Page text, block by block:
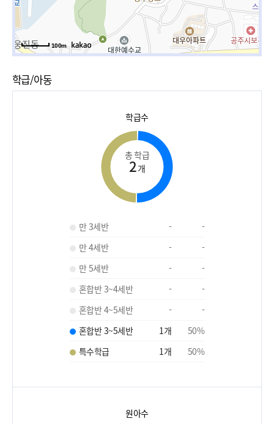
100m
학급/아동
학급수
총 학급
2개
만 3세반 -
-
만 4세반
-
-
만 5세반
-
-
혼합반 3~4세반
-
-
혼합반 4~5세반
-
-
혼합반 3~5세반
1개 50%
특수학급
1개 50%
원아수